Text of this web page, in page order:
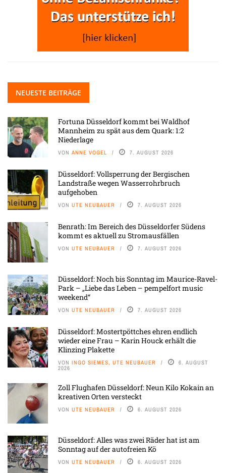
NEUESTE BEITRÄGE
Fortuna Düsseldorf kommt bei Waldhof
Mannheim zu spät aus dem Quark: 1:2
Niederlage
VON ANNE VOGEL 7. AUGUST 2026
Düsseldorf: Vollsperrung der Bergischen
Landstraße wegen Wasserrohrbruch
aufgehoben
VON UTE NEUBAUER 7. AUGUST 2026
Benrath: Im Bereich des Düsseldorfer Südens
kommt es aktuell zu Stromausfällen
VON UTE NEUBAUER 7. AUGUST 2026
Düsseldorf: Noch bis Sonntag im Maurice-Ravel-
Park – „Liebe das Leben – pempelfort music
weekend“
VON UTE NEUBAUER 7. AUGUST 2026
Düsseldorf: Mostertpöttches ehren endlich
wieder eine Frau – Karin Houck erhält die
Klinzing Plakette
VON INGO SIEMES, UTE NEUBAUER 6. AUGUST
2026
Zoll Flughafen Düsseldorf: Neun Kilo Kokain an
kreativen Orten versteckt
VON UTE NEUBAUER 6. AUGUST 2026
Düsseldorf: Alles was zwei Räder hat ist am
Sonntag auf der autofreien Kö
VON UTE NEUBAUER 6. AUGUST 2026